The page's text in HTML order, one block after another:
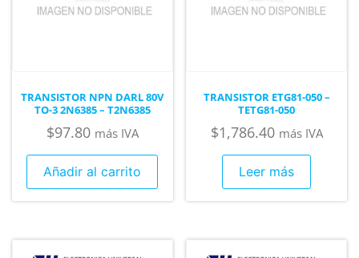
TRANSISTOR NPN DARL 80V
TO-3 2N6385 – T2N6385
$97.80 más IVA
Añadir al carrito
TRANSISTOR ETG81-050 –
TETG81-050
$1,786.40 más IVA
Leer más